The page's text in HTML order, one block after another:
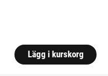
Lägg i kurskorg